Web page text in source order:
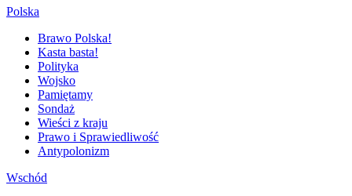
Polska
Brawo Polska!
Kasta basta!
Polityka
Wojsko
Pamiętamy
Sondaż
Wieści z kraju
Prawo i Sprawiedliwość
Antypolonizm
Wschód